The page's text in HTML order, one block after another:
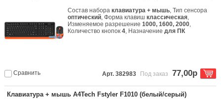
Состав набораклавиатура + мышь, Тип сенсора
оптический, Форма клавишклассическая,
Изменяемое разрешение1000, 1600, 2000,
Количество кнопок4, Назначениедля ПК
Сравнить Арт. 382983 Под заказ 77,00р
Клавиатура + мышь A4Tech Fstyler F1010 (белый/серый)